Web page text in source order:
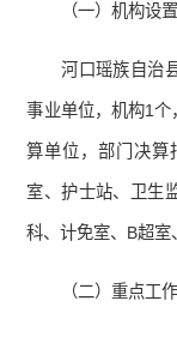
（一）机构设
河口瑶族自治
事业单位，机构1
算单位，部门决算
室、护士站、卫生
科、计免室、B超室
（二）重点工